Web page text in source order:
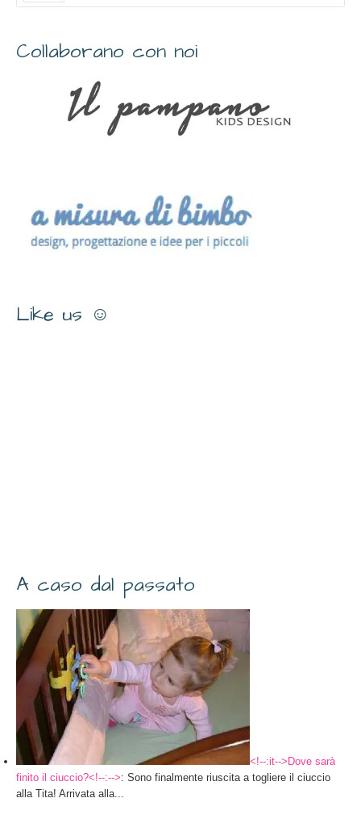
Collaborano con noi
Like us ☺
A caso dal passato
<!--:it-->Dove sarà
finito il ciuccio?<!--:-->: Sono finalmente riuscita a togliere il ciuccio
alla Tita! Arrivata alla...